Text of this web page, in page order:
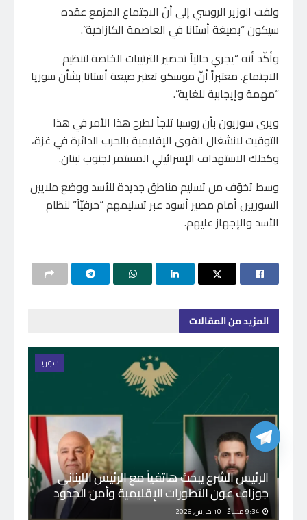
ولفت الوزير الروسي إلى أنّ الاجتماع المزمع عقده
سيكون “بصيغة أستانا في العاصمة الكازاخية”.
وأكّد أنه “يجري حالياً تحضير الترتيبات الخاصة لتنظيم
الاجتماع. معتبراً أنّ موسكو تعتبر صيغة أستانا بشأن سوريا
“مهمة وإيجابية للغاية”.
ويرى سوريون بأن روسيا تلجأ لطرح هذا الأمر في هذا
التوقيت لانشغال القوى الإقليمية بالحرب الدائرة في غزة،
وكذلك الاستهداف الإسرائيلي المستمر لجنوب لبنان.
وسط تخوّف من تسليم مناطق جديدة للأسد ووضع ملايين
السوريين أمام مصير أسود عبر تسليمهم “حرفيّاً” لنظام
الأسد والإجهاز عليهم.
المزيدمن المقالات
سوريا
الرئيس الشرع يبحث هاتفياً مع الرئيس اللبناني
جوزاف عون التطورات الإقليمية وأمن الحدود